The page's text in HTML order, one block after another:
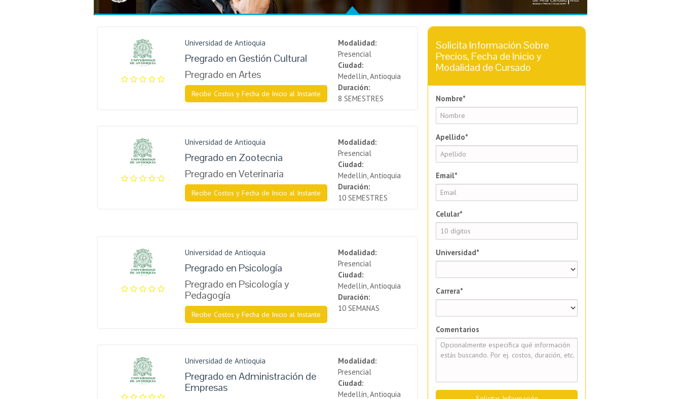
Universidad de Antioquia
Pregrado en Gestión Cultural
Pregrado en Artes
Recibir Costos y Fecha de Inicio al Instante
Modalidad:
Presencial
Ciudad:
Medellín, Antioquia
Duración:
8 SEMESTRES
Universidad de Antioquia
Pregrado en Zootecnia
Pregrado en Veterinaria
Recibir Costos y Fecha de Inicio al Instante
Modalidad:
Presencial
Ciudad:
Medellín, Antioquia
Duración:
10 SEMESTRES
Universidad de Antioquia
Pregrado en Psicología
Pregrado en Psicología y
Pedagogía
Recibir Costos y Fecha de Inicio al Instante
Modalidad:
Presencial
Ciudad:
Medellín, Antioquia
Duración:
10 SEMANAS
Universidad de Antioquia
Pregrado en Administración de
Empresas
Modalidad:
Presencial
Ciudad:
Medellín, Antioquia
Solicita Información Sobre
Precios, Fecha de Inicio y
Modalidad de Cursado
Nombre*
Apellido*
Email*
Celular*
Universidad*
Carrera*
Comentarios